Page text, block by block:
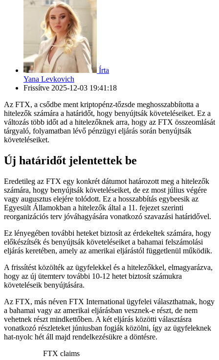
Írta
Yana Levkovich
Frissítve 2025-12-03 19:41:18
Az FTX, a csődbe ment kriptopénz-tőzsde meghosszabbította a
hitelezők számára a határidőt, hogy benyújtsák követeléseiket. Ez a
változás több időt ad a hitelezőknek arra, hogy az FTX összeomlását
tárgyaló, folyamatban lévő pénzügyi eljárás során benyújtsák
követeléseiket.
Új határidőt jelentettek be
Eredetileg az FTX egy konkrét dátumot határozott meg a hitelezők
számára, hogy benyújtsák követeléseiket, de ez most július végére
vagy augusztus elejére tolódott. Ez a hosszabbítás egybeesik az
Egyesült Államokban a hitelezők által a 11. fejezet szerinti
reorganizációs terv jóváhagyására vonatkozó szavazási határidővel.
Ez lényegében további heteket biztosít az érdekeltek számára, hogy
előkészítsék és benyújtsák követeléseiket a bahamai felszámolási
eljárás keretében, amely az amerikai eljárástól függetlenül működik.
A frissítést közölték az ügyfelekkel és a hitelezőkkel, elmagyarázva,
hogy az új ütemterv további 10-12 hetet biztosít számukra
követeléseik benyújtására.
Az FTX, más néven FTX International ügyfelei választhatnak, hogy
a bahamai vagy az amerikai eljárásban vesznek-e részt, de nem
vehetnek részt mindkettőben. A két eljárás közötti választásra
vonatkozó részleteket júniusban fogják közölni, így az ügyfeleknek
hat-nyolc hét áll majd rendelkezésükre a döntésre.
FTX claims